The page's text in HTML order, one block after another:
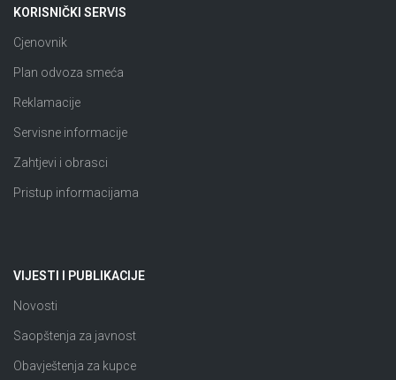
KORISNIČKI SERVIS
Cjenovnik
Plan odvoza smeća
Reklamacije
Servisne informacije
Zahtjevi i obrasci
Pristup informacijama
VIJESTI I PUBLIKACIJE
Novosti
Saopštenja za javnost
Obavještenja za kupce